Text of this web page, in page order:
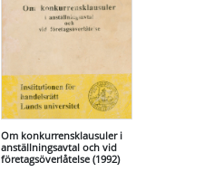
Om konkurrensklausuler i
anställningsavtal och vid
företagsöverlåtelse (1992)